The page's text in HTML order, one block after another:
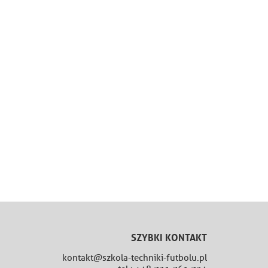
SZYBKI KONTAKT
kontakt@szkola-techniki-futbolu.pl